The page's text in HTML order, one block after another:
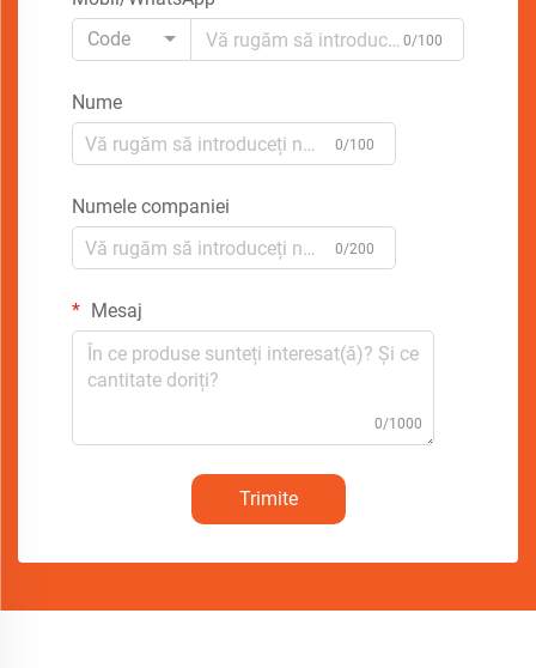
Code
0/100
Nume
0/100
Numele companiei
0/200
Mesaj
0/1000
Trimite